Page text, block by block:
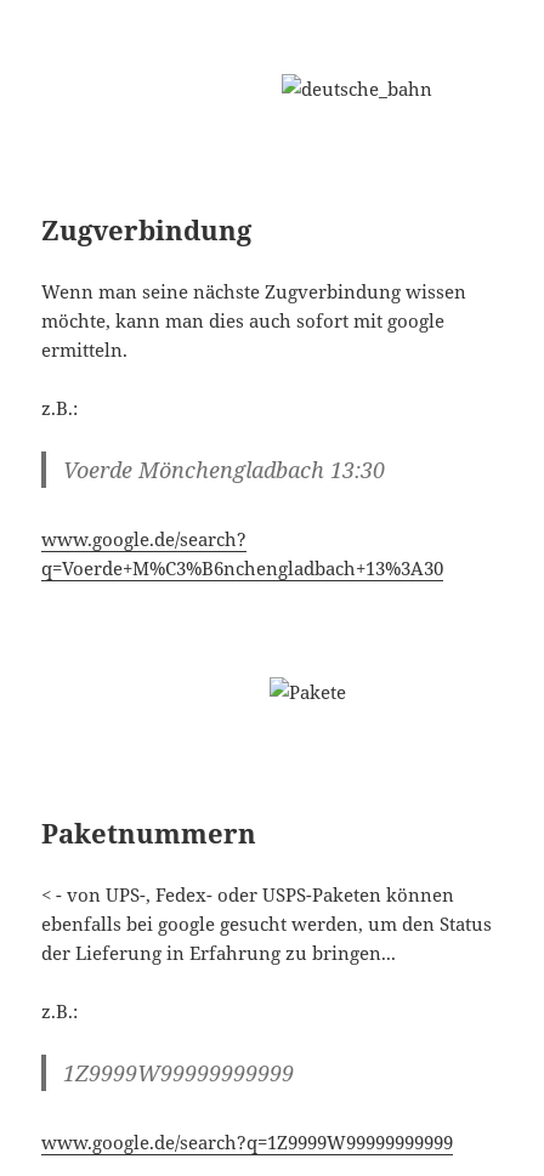
Zugverbindung
Wenn man seine nächste Zugverbindung wissen
möchte, kann man dies auch sofort mit google
ermitteln.
z.B.:
Voerde Mönchengladbach 13:30
www.google.de/search?
q=Voerde+M%C3%B6nchengladbach+13%3A30
Paketnummern
< - von UPS-, Fedex- oder USPS-Paketen können
ebenfalls bei google gesucht werden, um den Status
der Lieferung in Erfahrung zu bringen...
z.B.:
1Z9999W99999999999
www.google.de/search?q=1Z9999W99999999999